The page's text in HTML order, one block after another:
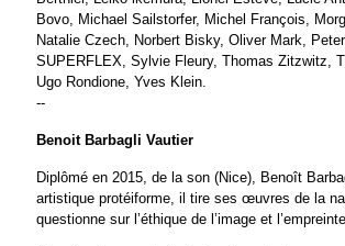
Bovo, Michael Sailstorfer, Michel François,
Natalie Czech, Norbert Bisky, Oliver Mark,
SUPERFLEX, Sylvie Fleury, Thomas Zitzwitz,
Ugo Rondione, Yves Klein.
--
Benoit Barbagli Vautier
Diplômé en 2015, de la son (Nice), Benoît
artistique protéiforme, il tire ses œuvres de la
questionne sur l’éthique de l’image et